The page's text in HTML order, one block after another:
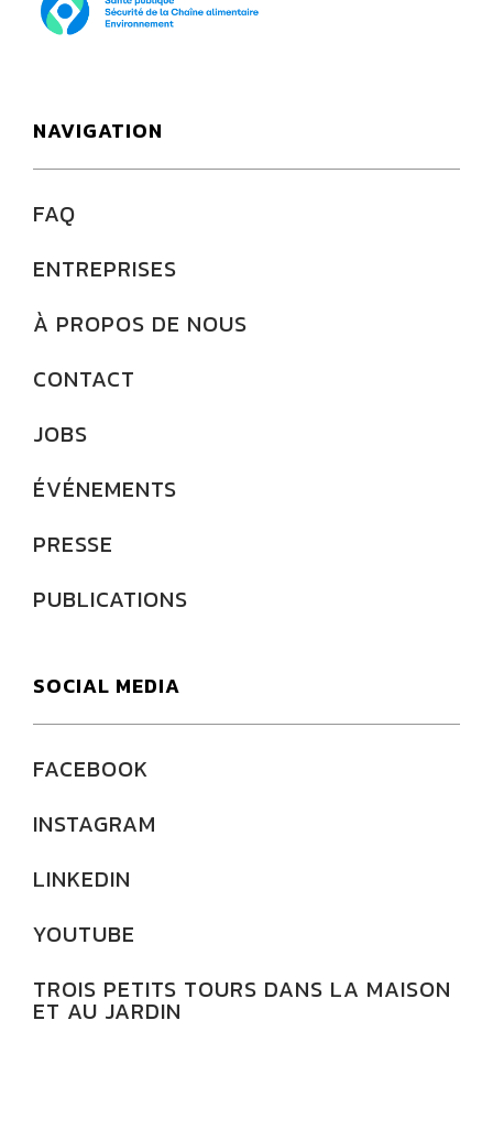
NAVIGATION
FAQ
ENTREPRISES
À PROPOS DE NOUS
CONTACT
JOBS
ÉVÉNEMENTS
PRESSE
PUBLICATIONS
SOCIAL MEDIA
FACEBOOK
INSTAGRAM
LINKEDIN
YOUTUBE
TROIS PETITS TOURS DANS LA MAISON
ET AU JARDIN